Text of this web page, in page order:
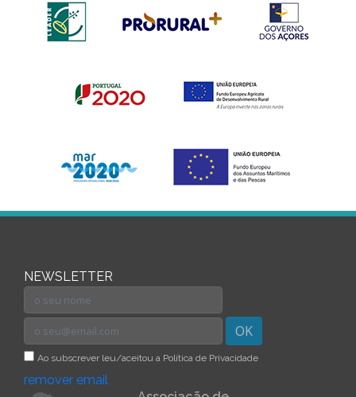
NEWSLETTER
OK
Ao subscrever leu/aceitou a Política de Privacidade
remover email